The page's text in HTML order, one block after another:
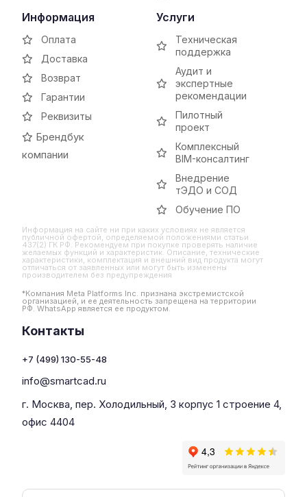
Информация
Оплата
Доставка
Возврат
Гарантии
Реквизиты
Брендбук
компании
Услуги
Техническая
поддержка
Аудит и
экспертные
рекомендации
Пилотный
проект
Комплексный
BIM-консалтинг
Внедрение
тЭДО и СОД
Обучение ПО
Информация на сайте ни при каких условиях не является
публичной офертой, определяемой положениями статьи
437(2) ГК РФ. Рекомендуем при покупке проверять наличие
желаемых функций и характеристик. Описание, технические
характеристики, комплектация и внешний вид продукта могут
отличаться от заявленных или могут быть изменены
производителем без предупреждения
*Компания Meta Platforms Inc. признана экстремистской
организацией, и ее деятельность запрещена на территории
РФ. WhatsApp является ее продуктом.
Контакты
+7 (499) 130-55-48
info@smartcad.ru
г. Москва, пер. Холодильный, 3 корпус 1 строение 4,
офис 4404